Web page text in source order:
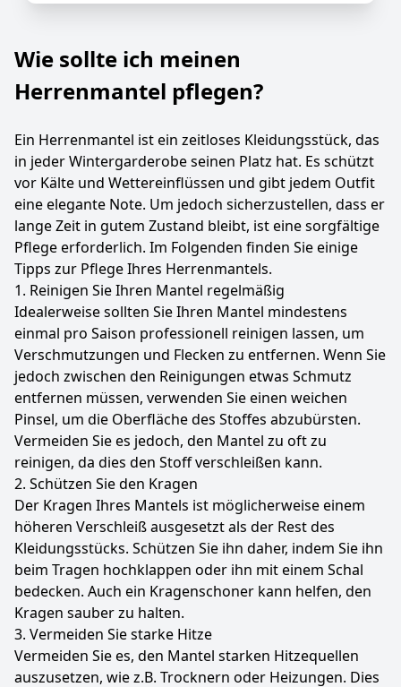
Wie sollte ich meinen
Herrenmantel pflegen?
Ein Herrenmantel ist ein zeitloses Kleidungsstück, das
in jeder Wintergarderobe seinen Platz hat. Es schützt
vor Kälte und Wettereinflüssen und gibt jedem Outfit
eine elegante Note. Um jedoch sicherzustellen, dass er
lange Zeit in gutem Zustand bleibt, ist eine sorgfältige
Pflege erforderlich. Im Folgenden finden Sie einige
Tipps zur Pflege Ihres Herrenmantels.
1. Reinigen Sie Ihren Mantel regelmäßig
Idealerweise sollten Sie Ihren Mantel mindestens
einmal pro Saison professionell reinigen lassen, um
Verschmutzungen und Flecken zu entfernen. Wenn Sie
jedoch zwischen den Reinigungen etwas Schmutz
entfernen müssen, verwenden Sie einen weichen
Pinsel, um die Oberfläche des Stoffes abzubürsten.
Vermeiden Sie es jedoch, den Mantel zu oft zu
reinigen, da dies den Stoff verschleißen kann.
2. Schützen Sie den Kragen
Der Kragen Ihres Mantels ist möglicherweise einem
höheren Verschleiß ausgesetzt als der Rest des
Kleidungsstücks. Schützen Sie ihn daher, indem Sie ihn
beim Tragen hochklappen oder ihn mit einem Schal
bedecken. Auch ein Kragenschoner kann helfen, den
Kragen sauber zu halten.
3. Vermeiden Sie starke Hitze
Vermeiden Sie es, den Mantel starken Hitzequellen
auszusetzen, wie z.B. Trocknern oder Heizungen. Dies